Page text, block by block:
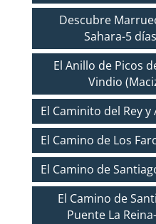
Descubre
Sahara-5
El Anillo de Picos
Vindio
El Caminito del Rey
El Camino de Los
El Camino de
El Camino de
Puente La